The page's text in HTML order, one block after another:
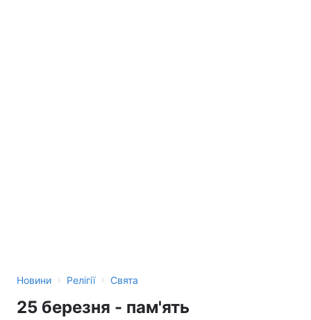
Новини › Релігії › Свята
25 березня - пам'ять